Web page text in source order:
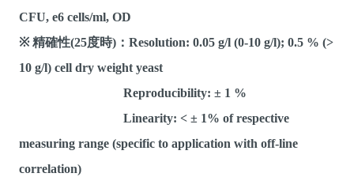
CFU, e6 cells/ml, OD
※ 精確性(25度時)：Resolution: 0.05 g/l (0-10 g/l); 0.5 % (>
10 g/l) cell dry weight yeast
Reproducibility: ± 1 %
Linearity: < ± 1% of respective
measuring range (specific to application with off-line
correlation)